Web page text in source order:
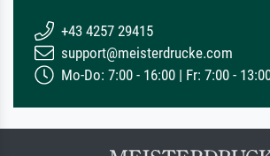
+43 4257 29415
support@meisterdrucke.com
Mo-Do: 7:00 - 16:00 | Fr: 7:00 -